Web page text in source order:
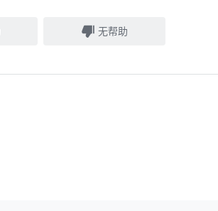
无帮助